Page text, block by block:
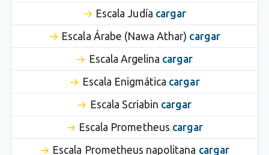
Escala Judía cargar
Escala Árabe (Nawa Athar) cargar
Escala Argelina cargar
Escala Enigmática cargar
Escala Scriabin cargar
Escala Prometheus cargar
Escala Prometheus napolitana cargar